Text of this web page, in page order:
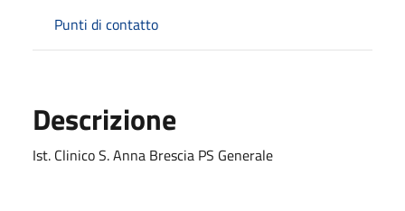
Punti di contatto
Descrizione
Ist. Clinico S. Anna Brescia PS Generale